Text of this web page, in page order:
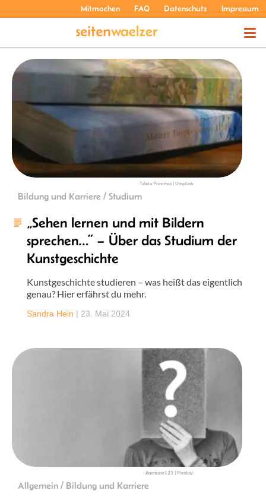
Mitmachen FAQ Datenschutz Impressum
THEMEN
PODCASTS
ÜBER UNS
Tabita Princesia | Unsplash
Bildung und Karriere / Studium
„Sehen lernen und mit Bildern
sprechen…“ – Über das Studium der
Kunstgeschichte
Kunstgeschichte studieren – was heißt das eigentlich
genau? Hier erfährst du mehr.
Sandra Hein | 23. Mai 2024
Anemone123 | Pixabay
Allgemein / Bildung und Karriere